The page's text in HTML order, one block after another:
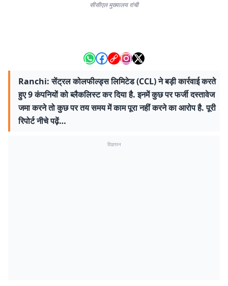
सीसीएल मुख्यालय रांची
Ranchi: सेंट्रल कोलफील्ड्स लिमिटेड (CCL) ने बड़ी कार्रवाई करते
हुए 9 कंपनियों को ब्लैकलिस्ट कर दिया है. इनमें कुछ पर फर्जी दस्तावेज
जमा करने तो कुछ पर तय समय में काम पूरा नहीं करने का आरोप है. पूरी
रिपोर्ट नीचे पढ़ें…
विज्ञापन